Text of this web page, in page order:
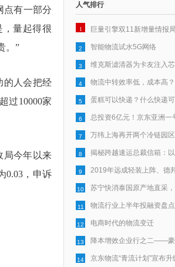
点有一部分
，量起得很
。”
的人会把经
过10000家
局今年以来
0.03，申诉
人气排行
1
2 智能物流试水5G网络
3
4
5
6
7
8
9
10
11
12 电商时代的物流变迁
13
14